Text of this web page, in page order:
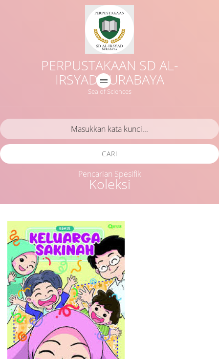
PERPUSTAKAAN SD AL-
IRSYAD SURABAYA
Sea of Sciences
Koleksi
CARI
Pencarian Spesifik